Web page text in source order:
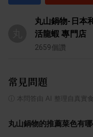
丸山鍋物-日本
活龍蝦 專門店
2659個讚
常見問題
本問答由 AI 整理自真實
丸山鍋物的推薦菜色有哪